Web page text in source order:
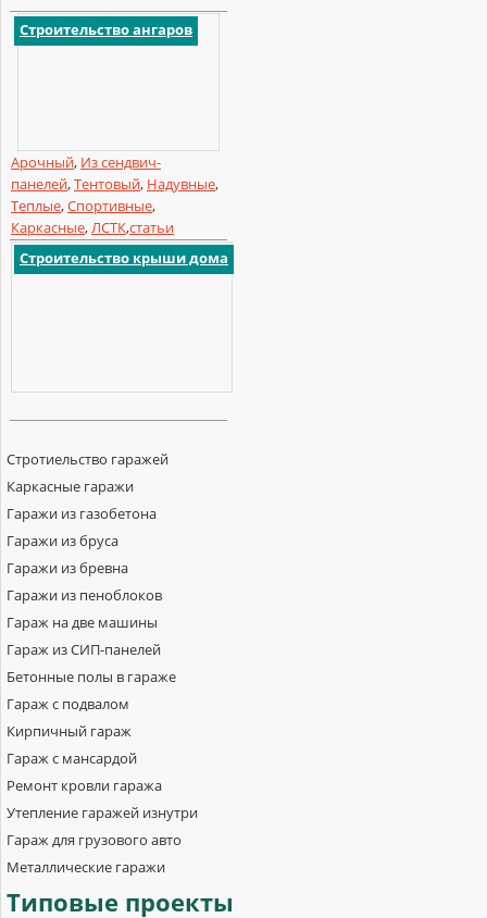
Строительство ангаров
Арочный, Из сендвич-
панелей,Тентовый, Надувные,
Теплые,Спортивные,
Каркасные,ЛСТК,статьи
Строительство крыши дома
Стротиельство гаражей
Каркасные гаражи
Гаражи из газобетона
Гаражи из бруса
Гаражи из бревна
Гаражи из пеноблоков
Гараж на две машины
Гараж из СИП-панелей
Бетонные полы в гараже
Гараж с подвалом
Кирпичный гараж
Гараж с мансардой
Ремонт кровли гаража
Утепление гаражей изнутри
Гараж для грузового авто
Металлические гаражи
Типовые проекты